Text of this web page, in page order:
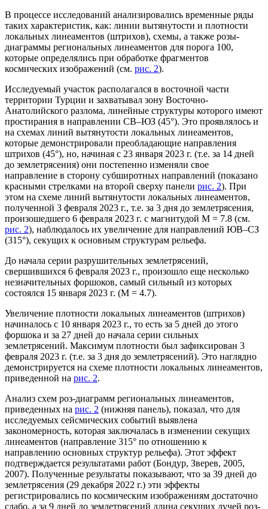
В процессе исследований анализировались временные ряды
таких характеристик, как: линии вытянутости и плотности
локальных линеаментов (штрихов), схемы, а также розы-
диаграммы региональных линеаментов для порога 100,
которые определялись при обработке фрагментов
космических изображений (см. рис. 2).
Исследуемый участок располагался в восточной части
территории Турции и захватывал зону Восточно-
Анатолийского разлома, линейные структуры которого имеют
простирания в направлении СВ–ЮЗ (45°). Это проявлялось и
на схемах линий вытянутости локальных линеаментов,
которые демонстрировали преобладающие направления
штрихов (45°), но, начиная с 23 января 2023 г. (т.е. за 14 дней
до землетрясения) они постепенно изменяли свое
направление в сторону субширотных направлений (показано
красными стрелками на второй сверху панели рис. 2). При
этом на схеме линий вытянутости локальных линеаментов,
полученной 3 февраля 2023 г., т.е. за 3 дня до землетрясения,
произошедшего 6 февраля 2023 г. с магнитудой М = 7.8 (см.
рис. 2), наблюдалось их увеличение для направлений ЮВ–СЗ
(315°), секущих к основным структурам рельефа.
До начала серии разрушительных землетрясений,
свершившихся 6 февраля 2023 г., произошло еще несколько
незначительных форшоков, самый сильный из которых
состоялся 15 января 2023 г. (М = 4.7).
Увеличение плотности локальных линеаментов (штрихов)
начиналось с 10 января 2023 г., то есть за 5 дней до этого
форшока и за 27 дней до начала серии сильных
землетрясений. Максимум плотности был зафиксирован 3
февраля 2023 г. (т.е. за 3 дня до землетрясений). Это наглядно
демонстрируется на схеме плотности локальных линеаментов,
приведенной на рис. 2.
Анализ схем роз-диаграмм региональных линеаментов,
приведенных на рис. 2 (нижняя панель), показал, что для
исследуемых сейсмических событий выявлена
закономерность, которая заключалась в изменении секущих
линеаментов (направление 315° по отношению к
направлению основных структур рельефа). Этот эффект
подтверждается результатами работ (Бондур, Зверев, 2005,
2007). Полученные результаты показывают, что за 39 дней до
землетрясения (29 декабря 2022 г.) эти эффекты
регистрировались по космическим изображениям достаточно
слабо, а за 9 дней до землетрясений длина секущих лучей роз-